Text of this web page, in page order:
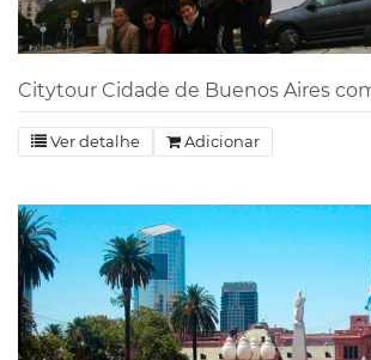
Citytour Cidade de Buenos Aires
Ver detalhe Adicionar